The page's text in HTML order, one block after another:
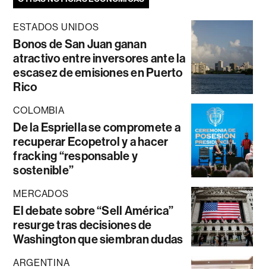
ESTADOS UNIDOS
Bonos de San Juan ganan
atractivo entre inversores ante la
escasez de emisiones en Puerto
Rico
COLOMBIA
De la Espriella se compromete a
recuperar Ecopetrol y a hacer
fracking “responsable y
sostenible”
MERCADOS
El debate sobre “Sell América”
resurge tras decisiones de
Washington que siembran dudas
ARGENTINA